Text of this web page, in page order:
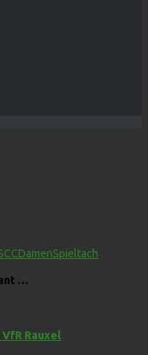
Spieltach
…
Rauxel